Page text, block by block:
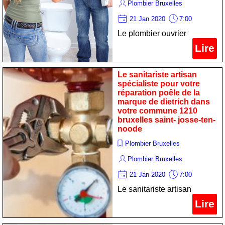
Plombier Bruxelles
21 Jan 2020 7:00
Le plombier ouvrier
professionnel pour votre
dépannage chauffage de la
marque atlantic dans votre
commune 1210 bruxelles
saint- josse-ten-noode
Lire
Le sanitariste artisan
spécialiste pour votre
réparation poêle de la
marque de dietrich dans
votre commune 1210
bruxelles saint- josse-ten-
noode
Plombier Bruxelles
Plombier Bruxelles
21 Jan 2020 7:00
Le sanitariste artisan
réparation poêle de la
Lire